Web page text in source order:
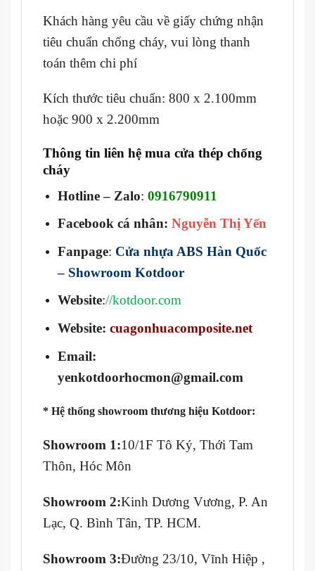
Khách hàng yêu cầu về giấy chứng nhận
tiêu chuẩn chống cháy, vui lòng thanh
toán thêm chi phí
Kích thước tiêu chuẩn: 800 x 2.100mm
hoặc 900 x 2.200mm
Thông tin liên hệ mua cửa thép chống
cháy
Hotline – Zalo: 0916790911
Facebook cá nhân: Nguyễn Thị Yến
Fanpage: Cửa nhựa ABS Hàn Quốc
– Showroom Kotdoor
Website://kotdoor.com
Website: cuagonhuacomposite.net
Email:
yenkotdoorhocmon@gmail.com
* Hệ thống showroom thương hiệu Kotdoor:
Showroom 1:10/1F Tô Ký, Thới Tam
Thôn, Hóc Môn
Showroom 2:Kinh Dương Vương, P. An
Lạc, Q. Bình Tân, TP. HCM.
Showroom 3:Đường 23/10, Vĩnh Hiệp ,